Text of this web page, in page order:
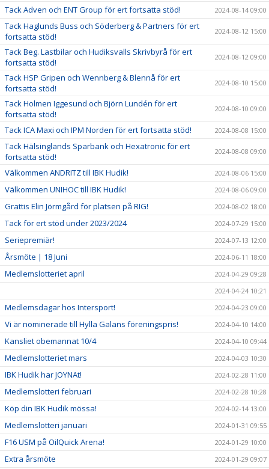
Tack Adven och ENT Group för ert fortsatta stöd! 2024-08-14 09:00
Tack Haglunds Buss och Söderberg & Partners för ert
fortsatta stöd!
2024-08-12 15:00
Tack Beg. Lastbilar och Hudiksvalls Skrivbyrå för ert
fortsatta stöd!
2024-08-12 09:00
Tack HSP Gripen och Wennberg & Blennå för ert
fortsatta stöd!
2024-08-10 15:00
Tack Holmen Iggesund och Björn Lundén för ert
fortsatta stöd!
2024-08-10 09:00
Tack ICA Maxi och IPM Norden för ert fortsatta stöd! 2024-08-08 15:00
Tack Hälsinglands Sparbank och Hexatronic för ert
fortsatta stöd!
2024-08-08 09:00
Välkommen ANDRITZ till IBK Hudik! 2024-08-06 15:00
Välkommen UNIHOC till IBK Hudik! 2024-08-06 09:00
Grattis Elin Jörmgård för platsen på RIG! 2024-08-02 18:00
Tack för ert stöd under 2023/2024 2024-07-29 15:00
Seriepremiär! 2024-07-13 12:00
Årsmöte | 18 Juni 2024-06-11 18:00
Medlemslotteriet april
2024-04-29 09:28
2024-04-24 10:21
Medlemsdagar hos Intersport! 2024-04-23 09:00
Vi är nominerade till Hylla Galans föreningspris! 2024-04-10 14:00
Kansliet obemannat 10/4 2024-04-10 09:44
Medlemslotteriet mars 2024-04-03 10:30
IBK Hudik har JOYNAt! 2024-02-28 11:00
Medlemslotteri februari 2024-02-28 10:28
Köp din IBK Hudik mössa! 2024-02-14 13:00
Medlemslotteri januari 2024-01-31 09:55
F16 USM på OilQuick Arena! 2024-01-29 10:00
Extra årsmöte 2024-01-29 09:07